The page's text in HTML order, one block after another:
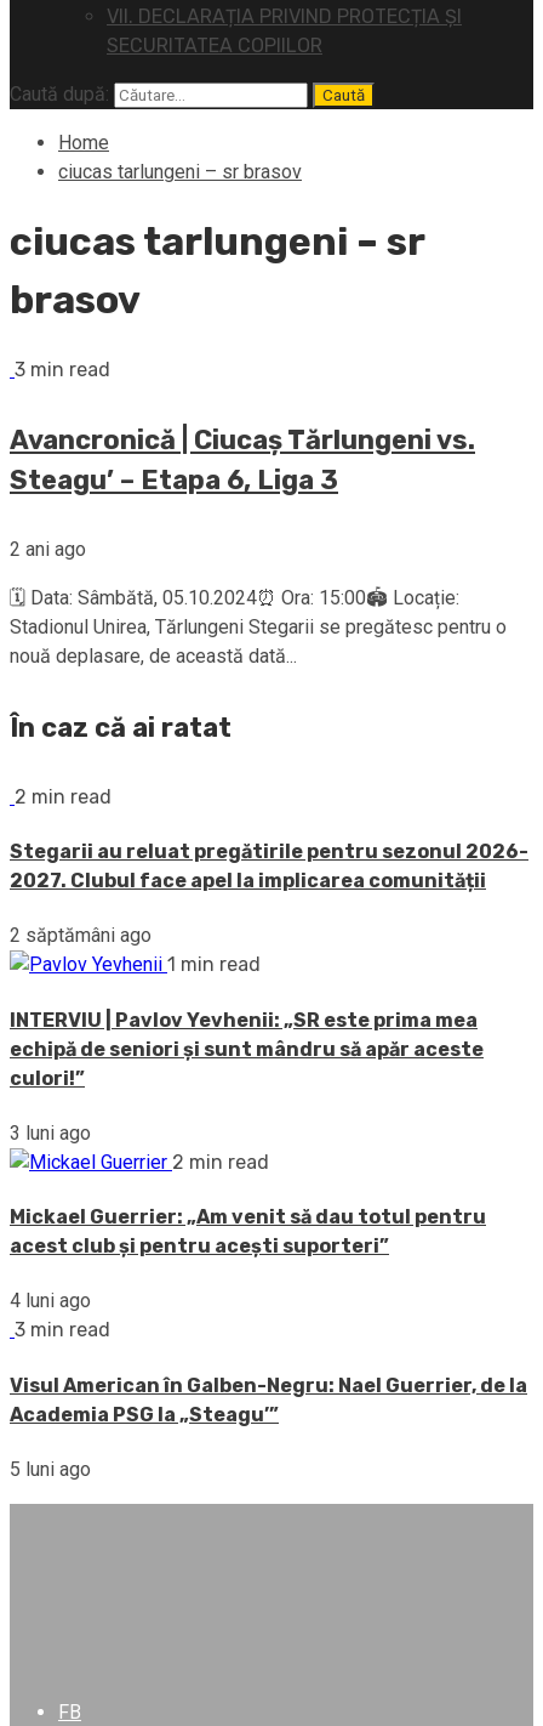
VII. DECLARAȚIA PRIVIND PROTECȚIA ȘI
SECURITATEA COPIILOR
Caută după:
Home
ciucas tarlungeni – sr brasov
ciucas tarlungeni – sr
brasov
3 min read
Avancronică | Ciucaș Tărlungeni vs.
Steagu’ – Etapa 6, Liga 3
2 ani ago
🗓️ Data: Sâmbătă, 05.10.2024⏰ Ora: 15:00🏟️ Locație:
Stadionul Unirea, Tărlungeni Stegarii se pregătesc pentru o
nouă deplasare, de această dată...
În caz că ai ratat
2 min read
Stegarii au reluat pregătirile pentru sezonul 2026-
2027. Clubul face apel la implicarea comunității
2 săptămâni ago
1 min read
INTERVIU | Pavlov Yevhenii: „SR este prima mea
echipă de seniori și sunt mândru să apăr aceste
culori!”
3 luni ago
2 min read
Mickael Guerrier: „Am venit să dau totul pentru
acest club și pentru acești suporteri”
4 luni ago
3 min read
Visul American în Galben-Negru: Nael Guerrier, de la
Academia PSG la „Steagu’”
5 luni ago
FB